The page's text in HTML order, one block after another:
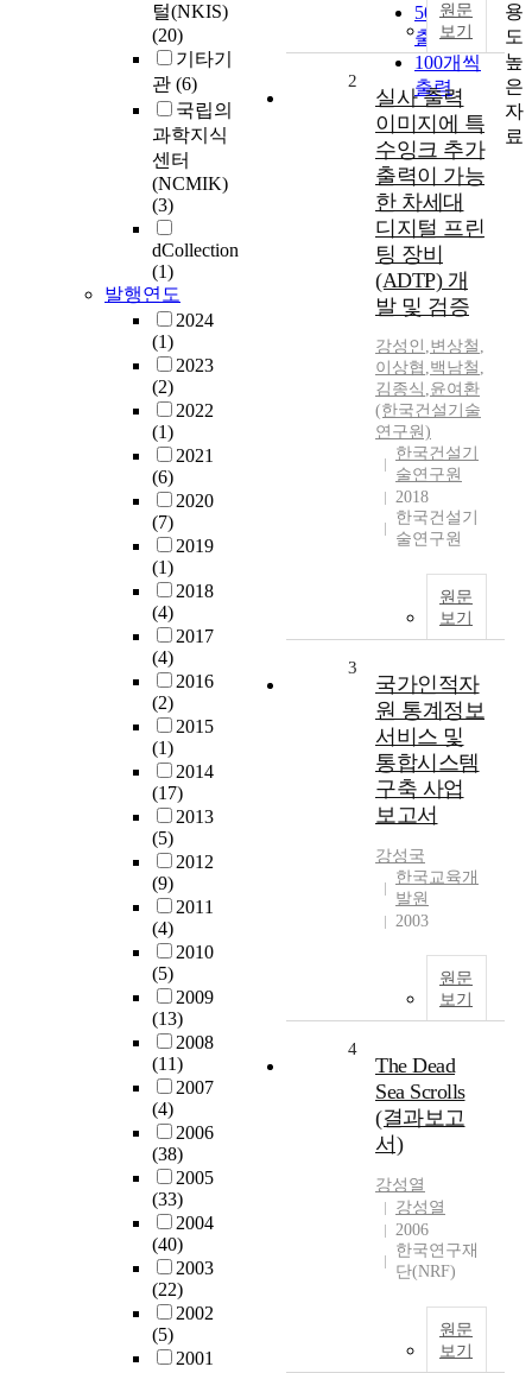
털(NKIS)
(20)
기타기
관 (6)
국립의
과학지식
센터
(NCMIK)
(3)
dCollection
(1)
발행연도
2024
(1)
2023
(2)
2022
(1)
2021
(6)
2020
(7)
2019
(1)
2018
(4)
2017
(4)
2016
(2)
2015
(1)
2014
(17)
2013
(5)
2012
(9)
2011
(4)
2010
(5)
2009
(13)
2008
(11)
2007
(4)
2006
(38)
2005
(33)
2004
(40)
2003
(22)
2002
(5)
2001
50개씩
출력
100개씩
출력
원문
보기
2
실사 출력
이미지에 특
수잉크 추가
출력이 가능
한 차세대
디지털 프린
팅 장비
(ADTP) 개
발 및 검증
강성인 ,변상철 ,
이상협 ,백남철 ,
김종식 ,윤여환
(한국건설기술
연구원)
한국건설기
술연구원
2018
한국건설기
술연구원
원문
보기
3
국가인적자
원 통계정보
서비스 및
통합시스템
구축 사업
보고서
강성국
한국교육개
발원
2003
원문
보기
4
The Dead
Sea Scrolls
(결과보고
서)
강성열
강성열
2006
한국연구재
단(NRF)
원문
보기
용
도
높
은
자
료